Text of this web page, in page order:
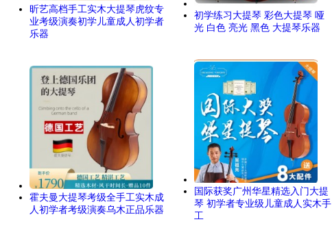
昕艺高档手工实木大提琴虎纹专
业考级演奏初学儿童成人初学者
乐器
初学练习大提琴 彩色大提琴 哑
光 白色 亮光 黑色 大提琴乐器
霍夫曼大提琴考级全手工实木成
人初学者考级演奏乌木正品乐器
国际获奖广州华星精选入门大提
琴 初学者专业级儿童成人实木手
工